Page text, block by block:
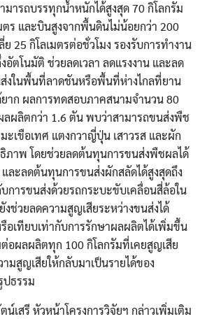
ารถบรรทุกน้ำหนักได้สูงสุด 70 กิโลกรัม
ตร และบินสูงจากพื้นดินไม่น้อยกว่า 200
ย 25 กิโลเมตรต่อชั่วโมง รองรับการทำงาน
ตโนมัติ ช่วยลดเวลา ลดแรงงาน และลด
ส่งในพื้นที่ลาดชันหรือพื้นที่ห่างไกลที่ยาน
าก ผลการทดสอบภาคสนามจำนวน 80
ผลิตกว่า 1.6 ตัน พบว่าสามารถขนส่งพืช
เขือเทศ แตงกวาญี่ปุ่น เสาวรส และผัก
ภาพ โดยช่วยลดต้นทุนการขนส่งพืชผลได้
ละลดต้นทุนการขนส่งผักสลัดได้สูงสุดถึง
การขนส่งด้วยรถกระบะขับเคลื่อนสี่ล้อใน
ช่วยลดความสูญเสียระหว่างขนส่งได้
อเทียบเท่ากับการรักษาผลผลิตได้เพิ่มขึ้น
อผลผลิตทุก 100 กิโลกรัมที่เคยสูญเสีย
มสูญเสียให้กลับมาเป็นรายได้ของ
ปธรรม
เสรี หัวหน้าโครงการวิจัยฯ กล่าวเพิ่มเติม